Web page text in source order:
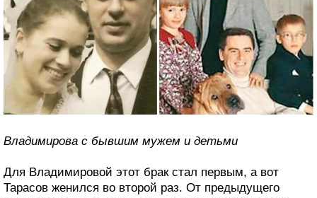
Владимирова с бывшим мужем и детьми
Для Владимировой этот брак стал первым, а вот
Тарасов женился во второй раз. От предыдущего